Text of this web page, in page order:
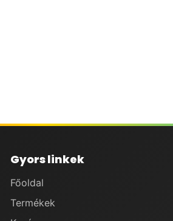
Gyors linkek
Főoldal
Termékek